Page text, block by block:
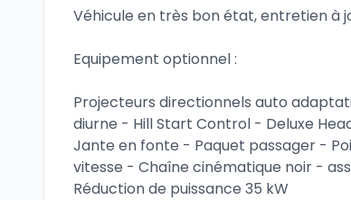
Véhicule en très bon état, entretien à
Equipement optionnel :
Projecteurs directionnels auto
diurne - Hill Start Control - Deluxe
Jante en fonte - Paquet passager -
vitesse - Chaîne cinématique noir -
Réduction de puissance 35 kW